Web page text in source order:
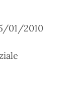
01/2010